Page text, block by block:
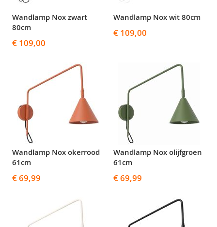
Wandlamp Nox zwart
80cm
€ 109,00
Wandlamp Nox wit 80cm
€ 109,00
Wandlamp Nox okerrood
61cm
€ 69,99
Wandlamp Nox olijfgroen
61cm
€ 69,99